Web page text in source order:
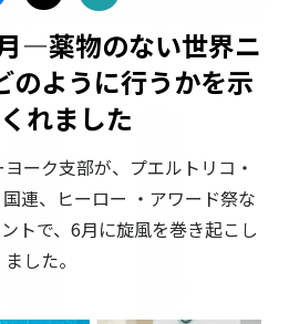
—薬物のない世界ニ
のように行うかを示
れました
ーク支部が、プエルトリコ・
連、ヒーロー ・アワード祭な
トで、6月に旋風を巻き起こし
ました。